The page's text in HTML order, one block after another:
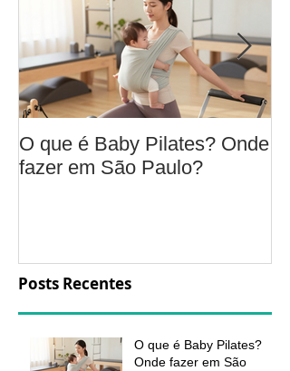
O que é Baby Pilates? Onde
fazer em São Paulo?
Posts Recentes
O que é Baby Pilates?
Onde fazer em São